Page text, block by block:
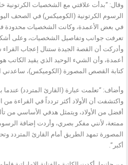
وقال: “بدأت علاقتي مع الشخصيات الكرتونية
الرسوم الكرتونية (الكوميكس) في الصحف
في بعض الأعمدة، وكانت الشخصيات محدودة
تعرفت جوانب وتفاصيل الشخصيات، وعلى
وأدركت أن القصة الجيدة ستنال إعجاب
أعمدة، وأن الشيء الوحيد الذي يقيد الكاتب
كتابة القصص المصورة (الكوميكس)، ساعدني
وأضاف: “تعلمت عبارة (القارئ المتردد) عندما
واكتشفت أن الأولاد أكثر تردداً في القراءة من
أفضل من الأولاد، ويتمثل هدفي الأساسي من
ممتعة، لأنني مفكر بصري، وأردت إضافة
المصورة تمهد الطريق أمام القارئ
أكبر”.